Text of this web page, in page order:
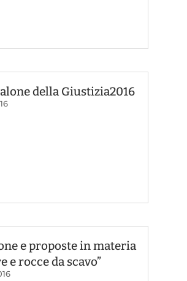
della Giustizia2016
e proposte in materia
e rocce da scavo”